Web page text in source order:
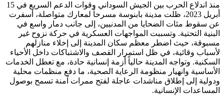
منذ اندلاع الحرب بين الجيش السوداني وقوات الدعم السريع في 15
أبريل 2023، ظلت مدينة بابنوسة مسرحاً لمعارك متواصلة، أسفرت
عن سقوط مئات الضحايا من المدنيين، إلى جانب دمار واسع في
البنية التحتية. وتسببت المواجهات العسكرية في حركة نزوح غير
مسبوقة، حيث اضطر معظم سكان المدينة إلى إخلاء منازلهم
لأسباب وقائية، في ظل استمرار القصف والاشتباكات داخل الأحياء
السكنية. وتواجه المدينة حالياً أزمة إنسانية حادة، مع تعطل الخدمات
الأساسية وانهيار منظومة الرعاية الصحية، ما دفع منظمات محلية
ودولية إلى إطلاق مناشدات عاجلة لفتح ممرات آمنة تسمح بوصول
المساعدات الإنسانية.